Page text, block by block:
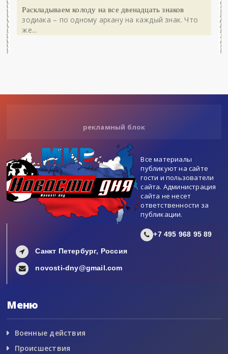
Раскладываем колоду на все двенадцать знаков
зодиака – по одному аркану на каждый знак. Что
же...
рекламный блок
Все материалы
публикуют на сайте
гости и пользователи
сайта. Администрация
сайта не несет
ответственности за
публикации.
+7 495 968 95 89
Санкт Петербург, Россия
novosti-dny@gmail.com
Меню
Военные действия
Происшествия